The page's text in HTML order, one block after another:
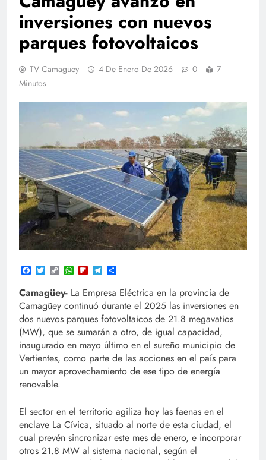
inversiones con nuevos
parques fotovoltaicos
TV Camaguey 4 De Enero De 2026 0
7
Minutos
Facebook
TwitterCopy
Link
WhatsApp
FlipboardTelegram
Camagüey- La Empresa Eléctrica en la provincia de
Camagüey continuó durante el 2025 las inversiones en
dos nuevos parques fotovoltaicos de 21.8 megavatios
(MW), que se sumarán a otro, de igual capacidad,
inaugurado en mayo último en el sureño municipio de
Vertientes, como parte de las acciones en el país para
un mayor aprovechamiento de ese tipo de energía
renovable.
El sector en el territorio agiliza hoy las faenas en el
enclave La Cívica, situado al norte de esta ciudad, el
cual prevén sincronizar este mes de enero, e incorporar
otros 21.8 MW al sistema nacional, según el